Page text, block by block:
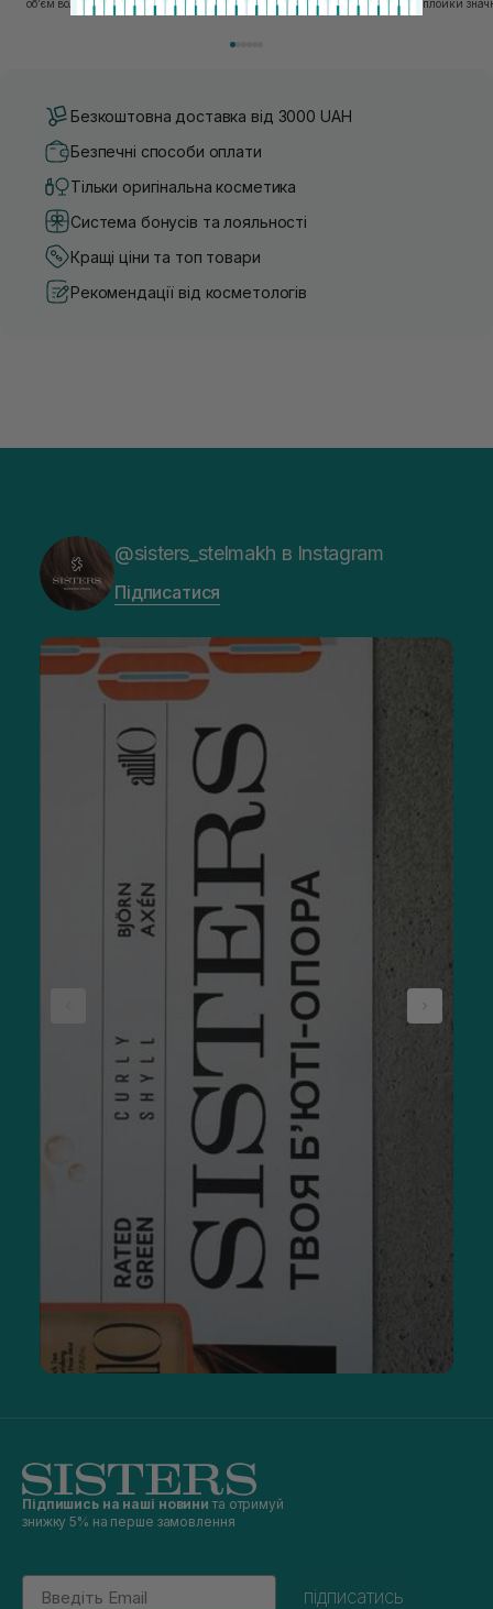
об’єм волосся можна лише через комплексний підхід:
правильне очищення шкіри голови, грамотну техніку
праски, фени та плойки
економлять час для
Безкоштовна доставка від 3000 UAH
Безпечні способи оплати
Тільки оригінальна косметика
Система бонусів та лояльності
Кращі ціни та топ товари
Рекомендації від косметологів
@sisters_stelmakh в Instagram
Підписатися
Підпишись на наші новини та отримуй
знижку 5% на перше замовлення
Email
підписатись